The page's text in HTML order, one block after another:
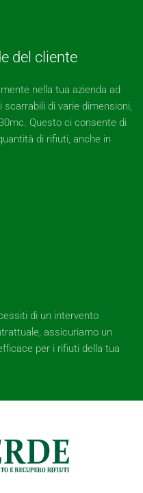
del cliente
nella tua azienda ad
di varie dimensioni,
Questo ci consente di
di rifiuti, anche in
di un intervento
assicuriamo un
per i rifiuti della tua